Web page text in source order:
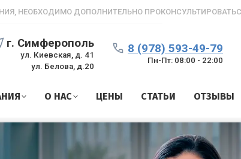
НЕОБХОДИМО ДОПОЛНИТЕЛЬНО
г. Симферополь
ул. Киевская, д. 41
ул. Белова, д.20
8 (978) 593-49-79
Пн-Пт: 08:00 - 22:00
О НАС ЦЕНЫ СТАТЬИ ОТЗЫВЫ